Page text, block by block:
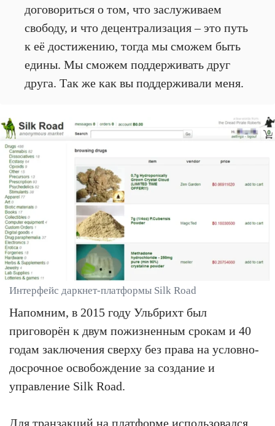
договориться о том, что заслуживаем
свободу, и что децентрализация – это путь
к её достижению, тогда мы сможем быть
едины. Мы сможем поддерживать друг
друга. Так же как вы поддерживали меня.
Интерфейс даркнет-платформы Silk Road
Напомним, в 2015 году Ульбрихт был
приговорён к двум пожизненным срокам и 40
годам заключения сверху без права на условно-
досрочное освобождение за создание и
управление Silk Road.
Для транзакций на платформе использовался